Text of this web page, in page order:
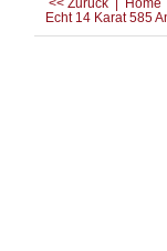
Echt 14 Karat 585